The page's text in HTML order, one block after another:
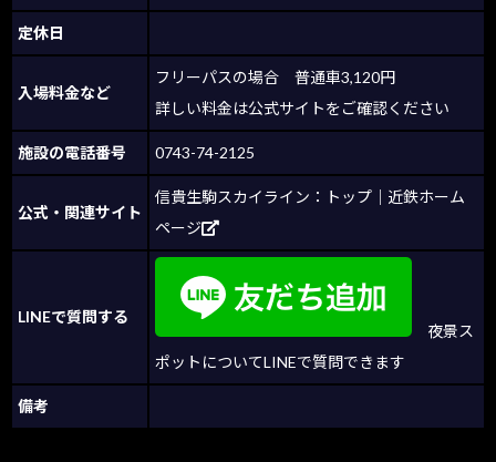
定休日
入場料金など
フリーパスの場合 普通車3,120円
詳しい料金は公式サイトをご確認ください
施設の電話番号 0743-74-2125
公式・関連サイト
信貴生駒スカイライン：トップ｜近鉄ホーム
ページ
LINEで質問する
夜景ス
ポットについてLINEで質問できます
備考